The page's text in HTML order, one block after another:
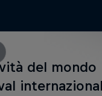
del mondo